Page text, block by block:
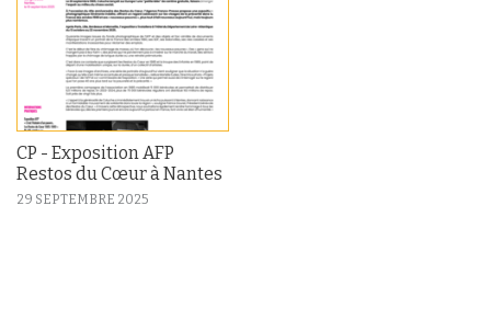
CP - Exposition AFP
Restos du Cœur à Nantes
29 SEPTEMBRE 2025